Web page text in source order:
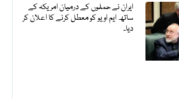
ایران نے حملوں کے درمیان امریکہ کے
ساتھ ایم او یو کو معطل کرنے کا اعلان کر
دیا۔